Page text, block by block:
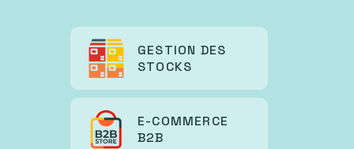
GESTION DES
STOCKS
E-COMMERCE
B2B